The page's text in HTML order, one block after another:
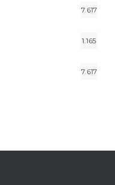
7.617
1.165
7.617